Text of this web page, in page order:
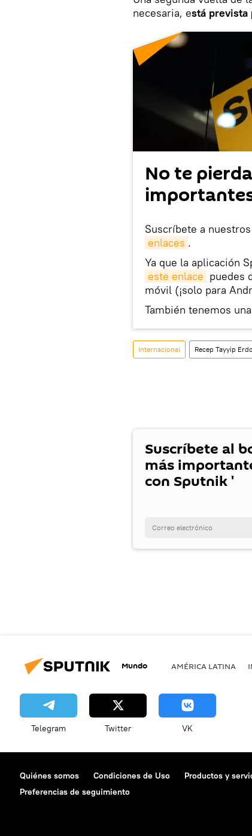
necesaria, está prevista
No te
Suscríbete a
enlaces .
Ya que la aplicación
este enlace puedes
móvil (¡solo para
También tenemos
Internacional Recep Tayyip
Suscríbete al
más
con Sputnik '
Mundo AMÉRICA LATINA
Telegram Twitter VK
Quiénes somos Condiciones de Uso Productos y
Preferencias de seguimiento